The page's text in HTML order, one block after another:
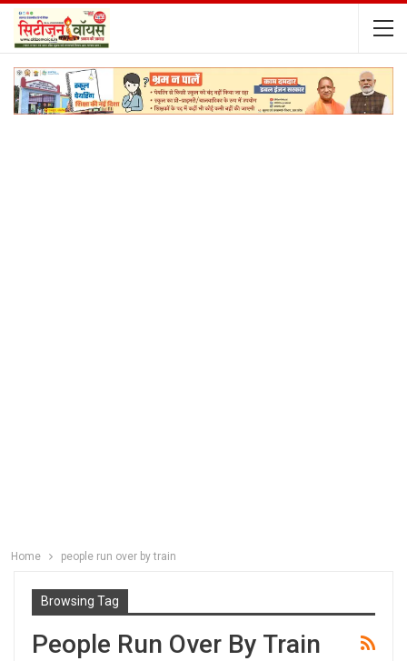
Home people run over by train
Browsing Tag
People Run Over By Train